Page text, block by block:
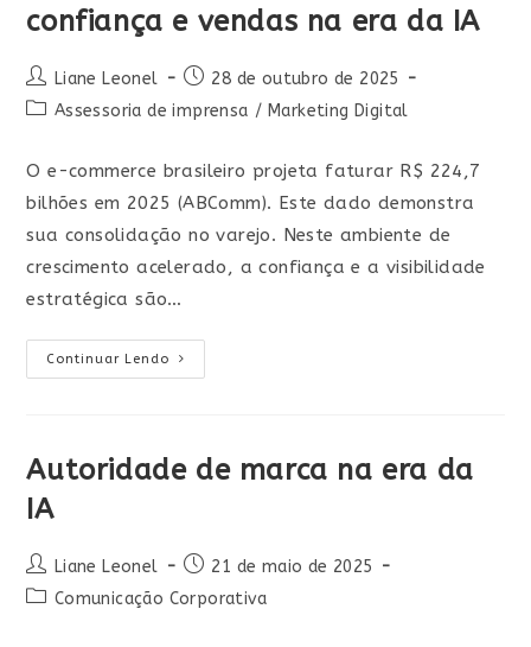
confiança e vendas na era da IA
Liane Leonel
28 de outubro de 2025
Assessoria de imprensa / Marketing Digital
O e-commerce brasileiro projeta faturar R$ 224,7
bilhões em 2025 (ABComm). Este dado demonstra
sua consolidação no varejo. Neste ambiente de
crescimento acelerado, a confiança e a visibilidade
estratégica são…
Continuar Lendo
Autoridade de marca na era da
IA
Liane Leonel
21 de maio de 2025
Comunicação Corporativa